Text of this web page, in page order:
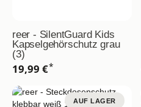
reer - SilentGuard Kids
Kapselgehörschutz grau
(3)
19,99 €*
AUF LAGER